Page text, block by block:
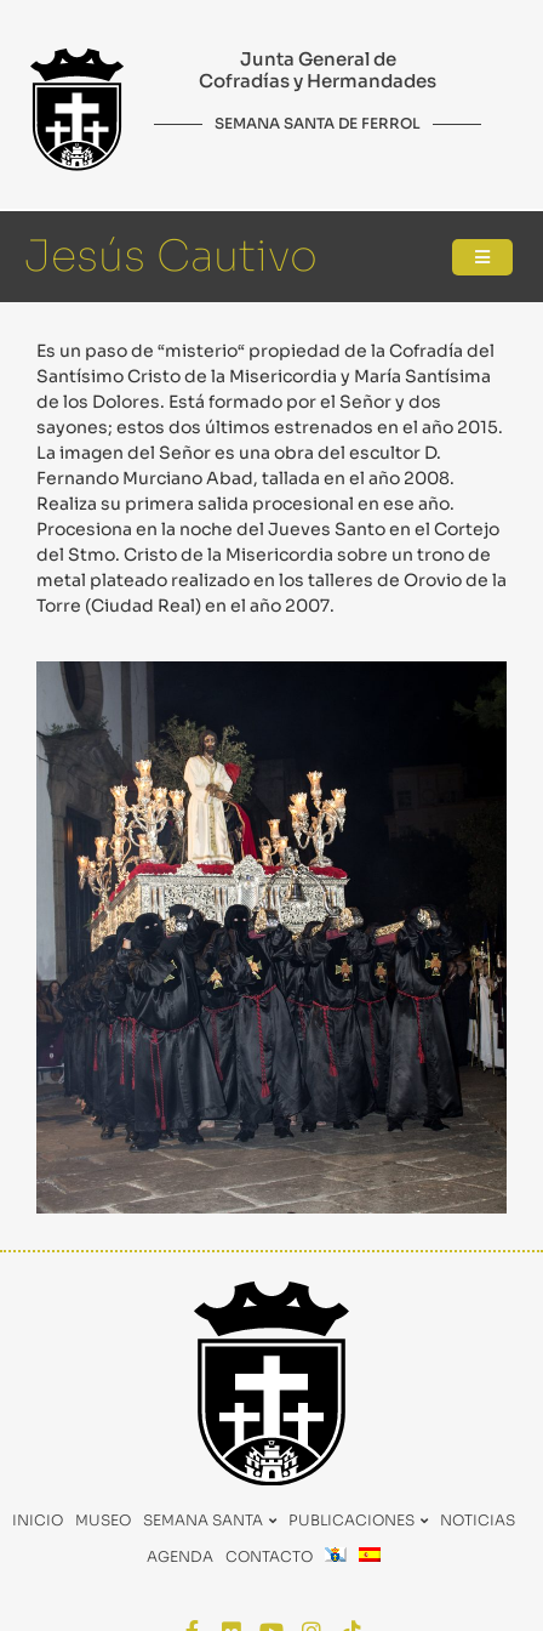
Junta General de
Cofradías y Hermandades
SEMANA SANTA DE FERROL
Jesús Cautivo
Es un paso de “misterio“ propiedad de la Cofradía del
Santísimo Cristo de la Misericordia y María Santísima
de los Dolores. Está formado por el Señor y dos
sayones; estos dos últimos estrenados en el año 2015.
La imagen del Señor es una obra del escultor D.
Fernando Murciano Abad, tallada en el año 2008.
Realiza su primera salida procesional en ese año.
Procesiona en la noche del Jueves Santo en el Cortejo
del Stmo. Cristo de la Misericordia sobre un trono de
metal plateado realizado en los talleres de Orovio de la
Torre (Ciudad Real) en el año 2007.
INICIO MUSEO SEMANA SANTA PUBLICACIONES
NOTICIAS
AGENDA
CONTACTO